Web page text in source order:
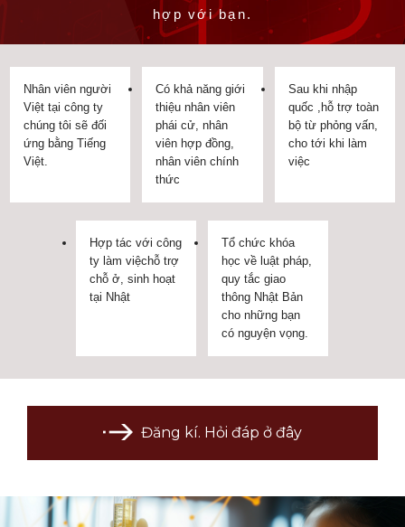
hợp với bạn.
Nhân viên người
Việt tại công ty
chúng tôi sẽ đối
ứng bằng Tiếng
Việt.
Có khả năng giới
thiệu nhân viên
phái cử, nhân
viên hợp đồng,
nhân viên chính
thức
Sau khi nhập
quốc ,hỗ trợ toàn
bộ từ phỏng vấn,
cho tới khi làm
việc
Hợp tác với công
ty làm việchỗ trợ
chỗ ở, sinh hoạt
tại Nhật
Tổ chức khóa
học về luật pháp,
quy tắc giao
thông Nhật Bản
cho những bạn
có nguyện vọng.
Đăng kí. Hỏi đáp ở đây